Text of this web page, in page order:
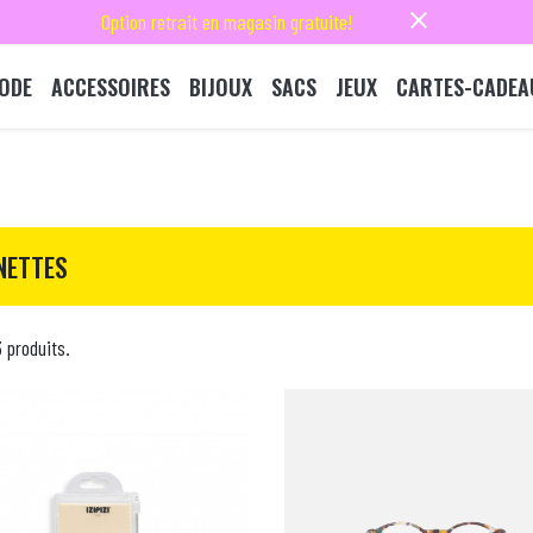
Option retrait en magasin gratuite! close
ACCESSOIRES BIJOUX SACS JEUX CARTES-
produits.